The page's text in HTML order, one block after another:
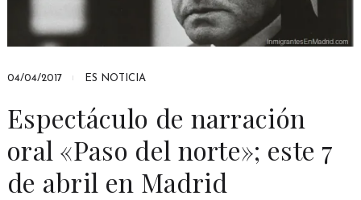
04/04/2017 ES NOTICIA
Espectáculo de narración
oral «Paso del norte»; este 7
de abril en Madrid